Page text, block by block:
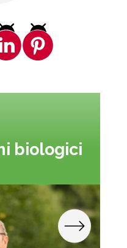
biologici